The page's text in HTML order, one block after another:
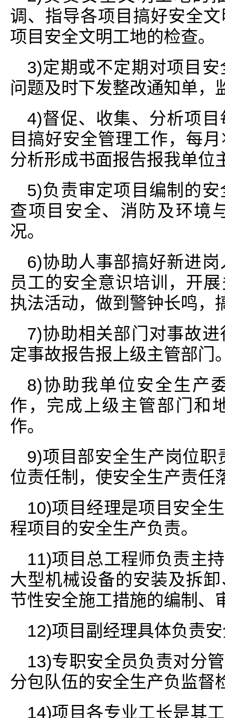
调、指导各项目搞好安全
项目安全文明工地的检查。
3)定期或不定期对项目
问题及时下发整改通知单，
4)督促、收集、分析项
目搞好安全管理工作，每
分析形成书面报告报我单位
5)负责审定项目编制的
查项目安全、消防及环境
况。
6)协助人事部搞好新进
员工的安全意识培训，开
执法活动，做到警钟长鸣，
7)协助相关部门对事故
定事故报告报上级主管部门
8)协助我单位安全生产
作，完成上级主管部门和
作。
9)项目部安全生产岗位
位责任制，使安全生产责任
10)项目经理是项目安全
程项目的安全生产负责。
11)项目总工程师负责主
大型机械设备的安装及拆
节性安全施工措施的编制、
12)项目副经理具体负责
13)专职安全员负责对分
分包队伍的安全生产负监督
14)项目各专业工长是其